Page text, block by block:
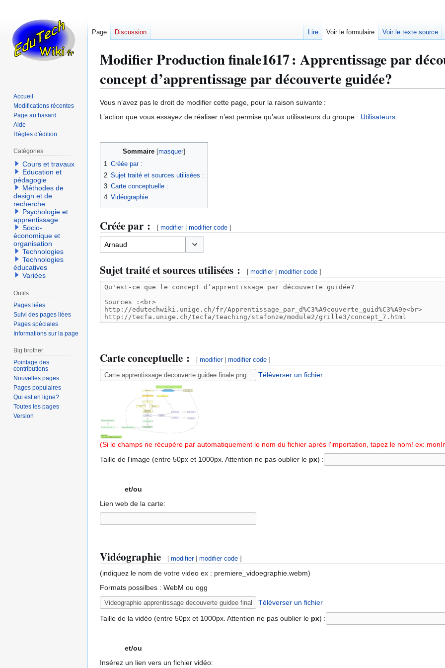
Modifier Production finale1617 : Apprentissage par
concept d’apprentissage par découverte guidée?
Aller
à
la
Aller
à
la
Vous n’avez pas le droit de modifier cette page, pour la raison suivante :
L’action que vous essayez de réaliser n’est permise qu’aux utilisateurs du groupe : Utilisateurs.
Sommaire
1 Créée par :
2 Sujet traité et sources utilisées :
3 Carte conceptuelle :
4 Vidéographie
Créée par : [ modifier|modifier code ]
Sujet traité et sources utilisées : [ modifier|modifier code ]
Carte conceptuelle : [ modifier|modifier code ]
Téléverser un fichier
(Si le champs ne récupère par automatiquement le nom du fichier après l'importation, tapez le nom! ex:
Taille de l'image (entre 50px et 1000px. Attention ne pas oublier le px) :
et/ou
Lien web de la carte:
Vidéographie [ modifier|modifier code ]
(indiquez le nom de votre video ex : premiere_vidoegraphie.webm)
Formats possilbes : WebM ou ogg
Téléverser un fichier
Taille de la vidéo (entre 50px et 1000px. Attention ne pas oublier le px) :
et/ou
Insérez un lien vers un fichier vidéo:
Page Discussion Lire Voir le formulaire Voir le texte source
Accueil
Modifications récentes
Page au hasard
Aide
Règles d'édition
Catégories
Cours et travaux
Education et
pédagogie
Méthodes de
design et de
recherche
Psychologie et
apprentissage
Socio-
économique et
organisation
Technologies
Technologies
éducatives
Variées
Outils
Pages liées
Suivi des pages liées
Pages spéciales
Informations sur la page
Big brother
Pointage des
contributions
Nouvelles pages
Pages populaires
Qui est en ligne?
Toutes les pages
Version